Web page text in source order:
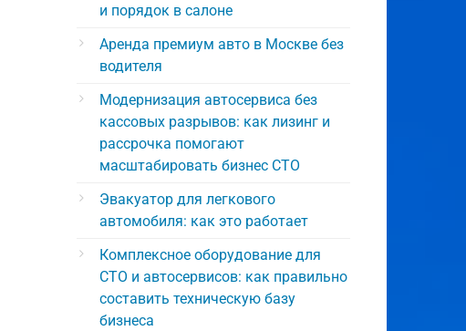
и порядок в салоне
Аренда премиум авто в Москве без
водителя
Модернизация автосервиса без
кассовых разрывов: как лизинг и
рассрочка помогают
масштабировать бизнес СТО
Эвакуатор для легкового
автомобиля: как это работает
Комплексное оборудование для
СТО и автосервисов: как правильно
составить техническую базу
бизнеса